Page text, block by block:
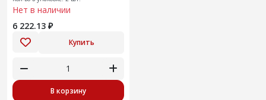
Нет в наличии
6 222.13 ₽
Купить
В корзину